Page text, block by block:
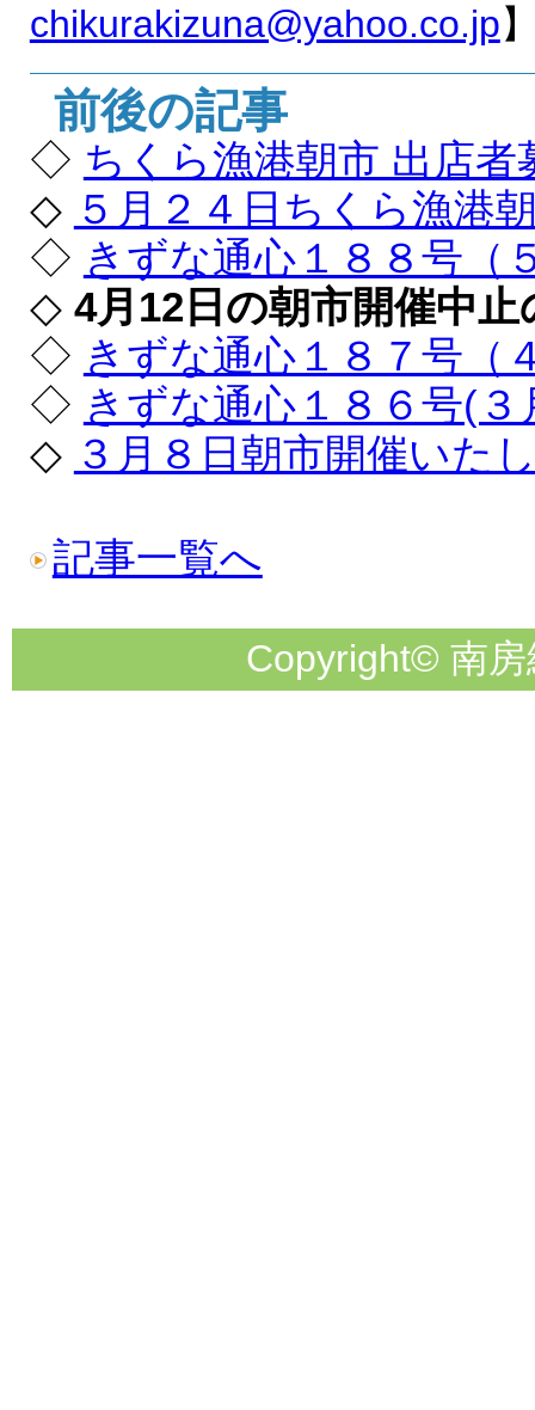
chikurakizuna@yahoo.co.jp
前後の記事
◇ ちくら漁港朝市 出店者
◇ ５月２４日ちくら漁港
◇ きずな通心１８８号（
◇ 4月12日の朝市開催中
◇ きずな通心１８７号（
◇ きずな通心１８６号(
◇ ３月８日朝市開催いた
記事一覧へ
Copyright© 南